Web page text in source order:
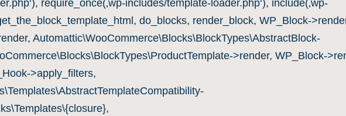
require_once(‚wp-includes/template-loader.php‘), include(‚wp-
do_blocks, render_block, WP_Block-
Automattic\WooCommerce\Blocks\BlockTypes\AbstractBlock-
>render, WP_Block-
>apply_filters,